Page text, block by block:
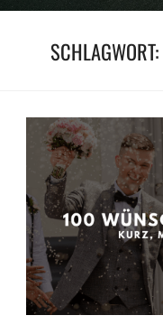
SCHLAGWORT: